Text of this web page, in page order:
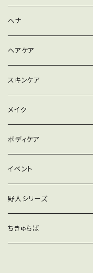
ヘナ
ハナヘナナチュラル
ハナヘナハーバルブラウン
ハナヘナマホガニー
セルフヘナアイテム
ヘアケア
シャンプー
リンス
トリートメント
ワックス
スキンケア
メイク落とし
洗顔
パック
化粧水
クリーム
メイク
ファンデーション
リップ
ボディケア
イベント
野人シリーズ
むー塩
ちきゅらば